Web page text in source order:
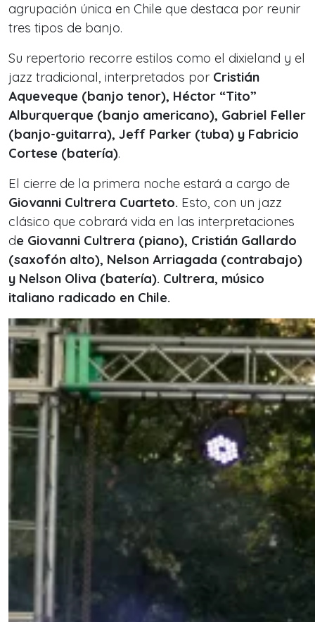
agrupación única en Chile que destaca por reunir
tres tipos de banjo.
Su repertorio recorre estilos como el dixieland y el
jazz tradicional, interpretados por Cristián
Aqueveque (banjo tenor), Héctor “Tito”
Alburquerque (banjo americano), Gabriel Feller
(banjo-guitarra), Jeff Parker (tuba) y Fabricio
Cortese (batería).
El cierre de la primera noche estará a cargo de
Giovanni Cultrera Cuarteto. Esto, con un jazz
clásico que cobrará vida en las interpretaciones
de Giovanni Cultrera (piano), Cristián Gallardo
(saxofón alto), Nelson Arriagada (contrabajo)
y Nelson Oliva (batería). Cultrera, músico
italiano radicado en Chile.